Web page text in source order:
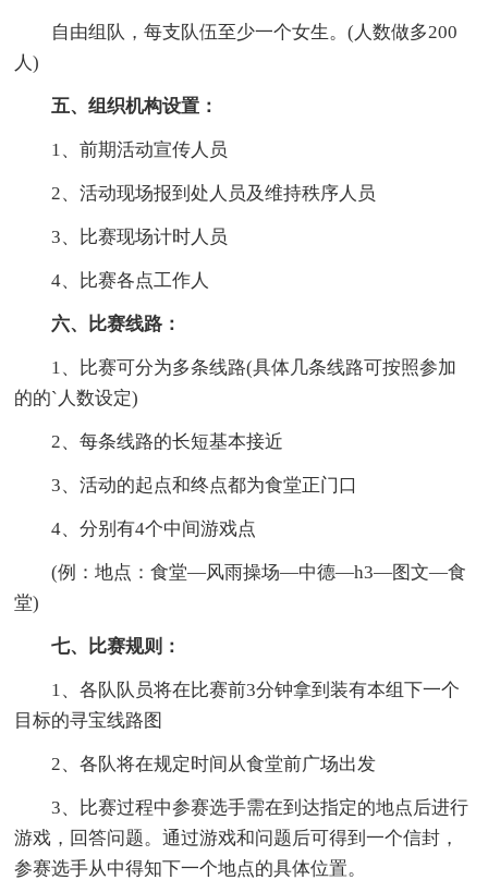
自由组队，每支队伍至少一个女生。(人数做多200
人)
五、组织机构设置：
1、前期活动宣传人员
2、活动现场报到处人员及维持秩序人员
3、比赛现场计时人员
4、比赛各点工作人
六、比赛线路：
1、比赛可分为多条线路(具体几条线路可按照参加
的的`人数设定)
2、每条线路的长短基本接近
3、活动的起点和终点都为食堂正门口
4、分别有4个中间游戏点
(例：地点：食堂—风雨操场—中德—h3—图文—食
堂)
七、比赛规则：
1、各队队员将在比赛前3分钟拿到装有本组下一个
目标的寻宝线路图
2、各队将在规定时间从食堂前广场出发
3、比赛过程中参赛选手需在到达指定的地点后进行
游戏，回答问题。通过游戏和问题后可得到一个信封，
参赛选手从中得知下一个地点的具体位置。